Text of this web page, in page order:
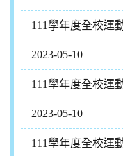
111學年度全校運
2023-05-10
111學年度全校運
2023-05-10
111學年度全校運